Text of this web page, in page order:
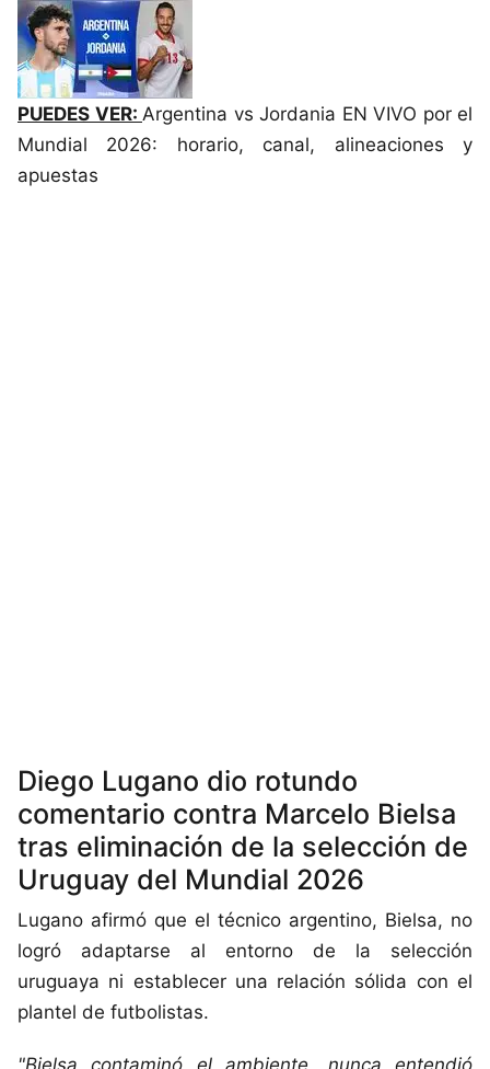
PUEDES VER: Argentina vs Jordania EN VIVO por el
Mundial 2026: horario, canal, alineaciones y
apuestas
Diego Lugano dio rotundo
comentario contra Marcelo Bielsa
tras eliminación de la selección de
Uruguay del Mundial 2026
Lugano afirmó que el técnico argentino, Bielsa, no
logró adaptarse al entorno de la selección
uruguaya ni establecer una relación sólida con el
plantel de futbolistas.